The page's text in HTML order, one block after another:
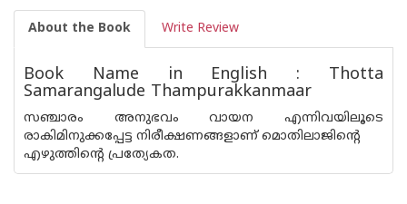
About the Book Write Review
Book Name in English : Thotta
Samarangalude Thampurakkanmaar
സഞ്ചാരം അനുഭവം വായന എന്നിവയിലൂടെ
രാകിമിനുക്കപ്പേട്ട നിരീക്ഷണങ്ങളാണ് മൊതിലാജിന്റെ
എഴുത്തിന്റെ പ്രത്യേകത.